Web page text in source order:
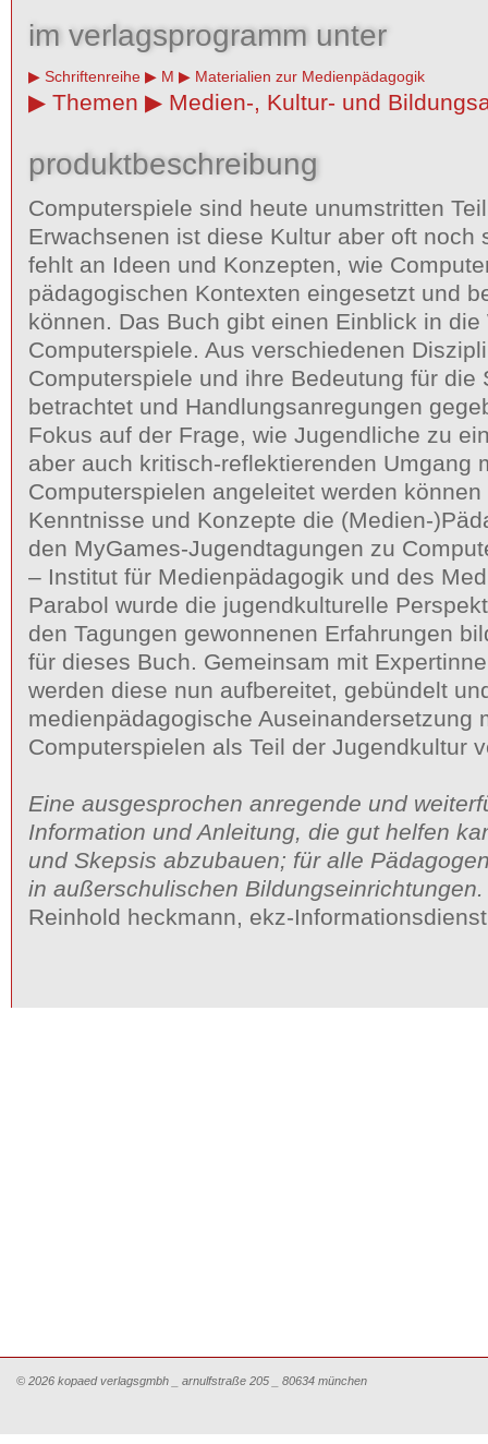
im verlagsprogramm unter
Schriftenreihe M Materialien zur Medienpädagogik
Themen Medien-, Kultur- und
produktbeschreibung
Computerspiele sind heute unumstritten
Erwachsenen ist diese Kultur aber oft noch
fehlt an Ideen und Konzepten, wie
pädagogischen Kontexten eingesetzt und
können. Das Buch gibt einen Einblick in die
Computerspiele. Aus verschiedenen
Computerspiele und ihre Bedeutung für die
betrachtet und Handlungsanregungen
Fokus auf der Frage, wie Jugendliche zu
aber auch kritisch-reflektierenden Umgang
Computerspielen angeleitet werden
Kenntnisse und Konzepte die (Medien-
den MyGames-Jugendtagungen zu
– Institut für Medienpädagogik und des
Parabol wurde die jugendkulturelle
den Tagungen gewonnenen Erfahrungen
für dieses Buch. Gemeinsam mit
werden diese nun aufbereitet, gebündelt
medienpädagogische Auseinandersetzung
Computerspielen als Teil der Jugendkultur
Eine ausgesprochen anregende und
Information und Anleitung, die gut helfen
und Skepsis abzubauen; für alle
in außerschulischen Bildungseinrichtungen.
Reinhold heckmann, ekz-Informationsdienst
© 2026 kopaed verlagsgmbh _ arnulfstraße 205 _ 80634 münchen